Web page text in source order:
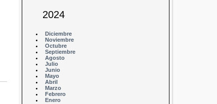
2024
Diciembre
Noviembre
Octubre
Septiembre
Agosto
Julio
Junio
Mayo
Abril
Marzo
Febrero
Enero